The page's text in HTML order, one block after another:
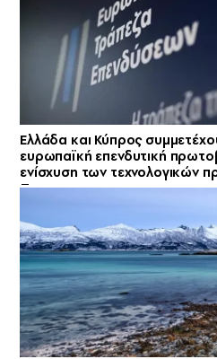
Ελλάδα και Κύπρος
ευρωπαϊκή επενδυτική
ενίσχυση των τεχνολογικών